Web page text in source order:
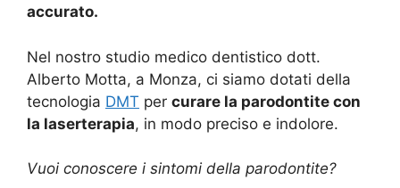
accurato.
Nel nostro studio medico dentistico dott.
Alberto Motta, a Monza, ci siamo dotati della
tecnologia DMT per curare la parodontite con
la laserterapia, in modo preciso e indolore.
Vuoi conoscere i sintomi della parodontite?